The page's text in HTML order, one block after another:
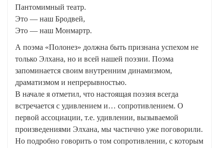
Пантомимный театр.
Это — наш Бродвей,
Это — наш Монмартр.
А поэма «Полонез» должна быть признана успехом не
только Элхана, но и всей нашей поэзии. Поэма
запоминается своим внутренним динамизмом,
драматизмом и непрерывностью.
В начале я отметил, что настоящая поэзия всегда
встречается с удивлением и… сопротивлением. О
первой ассоциации, т.е. удивлении, вызываемой
произведениями Элхана, мы частично уже поговорили.
Но подробно говорить о том сопротивлении, с которым